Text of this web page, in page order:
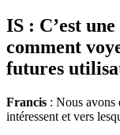
IS : C’est
comment
futures
Francis : Nous avons
intéressent et vers